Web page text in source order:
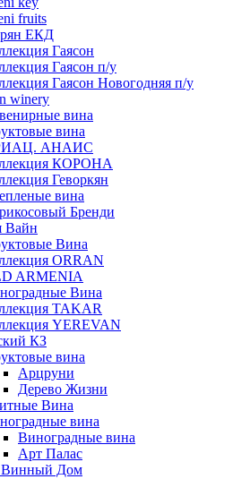
fruits
ЕКД
Гаясон
Гаясон п/у
Гаясон Новогодняя п/у
winery
вина
вина
АНАИС
КОРОНА
Геворкян
вина
Бренди
Вайн
Вина
ORRAN
ARMENIA
Вина
TAKAR
YEREVAN
КЗ
вина
Арцруни
Дерево Жизни
Вина
вина
Виноградные вина
Арт Палас
Дом